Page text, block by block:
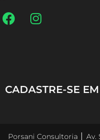
CADASTRE-SE
Porsani Consultoria │ Av.